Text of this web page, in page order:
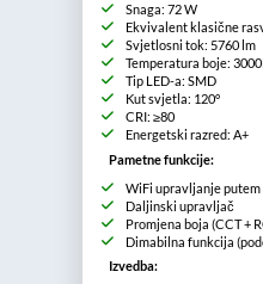
Snaga: 72 W
Ekvivalent klasične
Svjetlosni tok: 5760 lm
Temperatura boje:
Tip LED-a: SMD
Kut svjetla: 120°
CRI: ≥80
Energetski razred: A+
Pametne funkcije:
WiFi upravljanje
Daljinski upravljač
Promjena boja (CCT +
Dimabilna funkcija
Izvedba: